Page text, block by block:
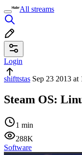
All streams
Login
shifttstas Sep 23 2013 at
Steam OS:
1 min
288K
Software